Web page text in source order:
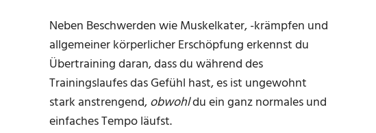
Neben Beschwerden wie Muskelkater, -krämpfen und
allgemeiner körperlicher Erschöpfung erkennst du
Übertraining daran, dass du während des
Trainingslaufes das Gefühl hast, es ist ungewohnt
stark anstrengend,obwohldu ein ganz normales und
einfaches Tempo läufst.